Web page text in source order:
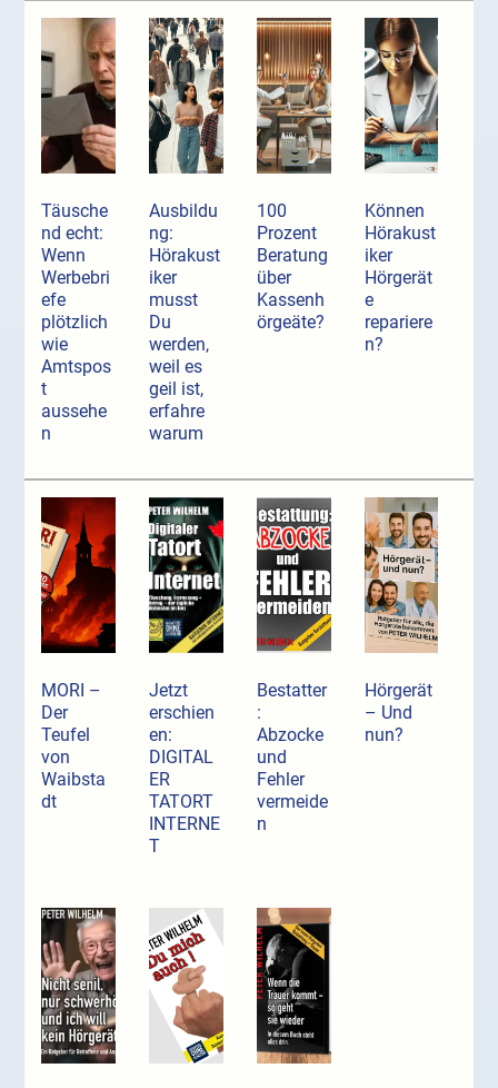
Täusche
nd echt:
Wenn
Werbebri
efe
plötzlich
wie
Amtspos
t
aussehe
n
Ausbildu
ng:
Hörakust
iker
musst
Du
werden,
weil es
geil ist,
erfahre
warum
100
Prozent
Beratung
über
Kassenh
örgeäte?
Können
Hörakust
iker
Hörgerät
e
repariere
n?
MORI –
Der
Teufel
von
Waibsta
dt
Jetzt
erschien
en:
DIGITAL
ER
TATORT
INTERNE
T
Bestatter
:
Abzocke
und
Fehler
vermeide
n
Hörgerät
– Und
nun?